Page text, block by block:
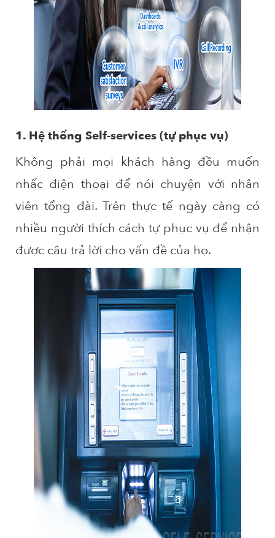
1. Hệ thống Self-services (tự phục vụ)
Không phải mọi khách hàng đều muốn
nhấc điện thoại để nói chuyện với nhân
viên tổng đài. Trên thực tế ngày càng có
nhiều người thích cách tự phục vụ để nhận
được câu trả lời cho vấn đề của họ.